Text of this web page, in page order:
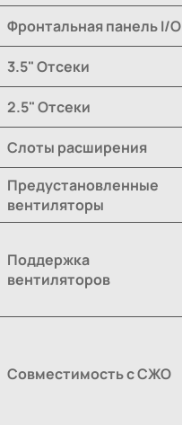
Фронтальная панель I/O
3.5" Отсеки
2.5" Отсеки
Слоты расширения
Предустановленные
вентиляторы
Поддержка
вентиляторов
Совместимость с СЖО